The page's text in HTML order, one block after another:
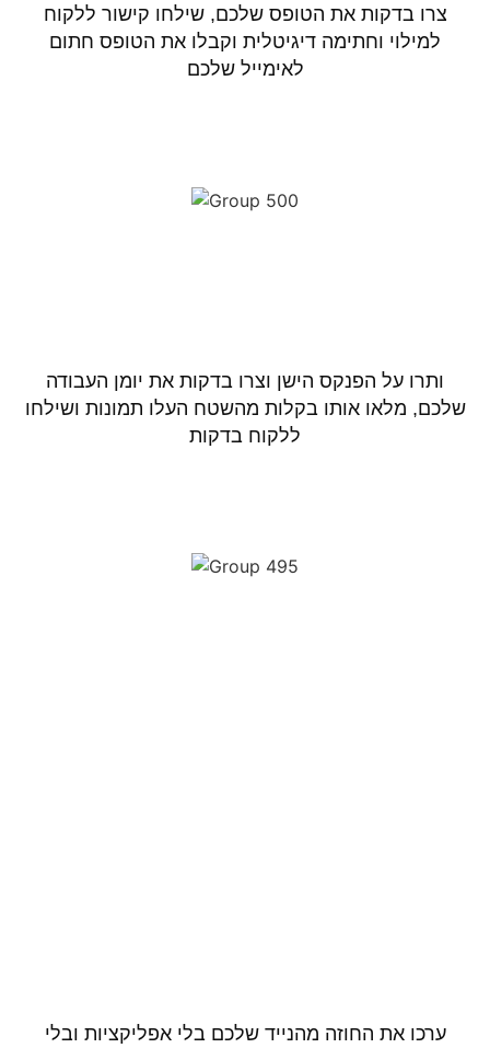
צרו בדקות את הטופס שלכם, שילחו קישור ללקוח
למילוי וחתימה דיגיטלית וקבלו את הטופס חתום
לאימייל שלכם
ותרו על הפנקס הישן וצרו בדקות את יומן העבודה
שלכם, מלאו אותו בקלות מהשטח העלו תמונות ושילחו
ללקוח בדקות
ערכו את החוזה מהנייד שלכם בלי אפליקציות ובלי